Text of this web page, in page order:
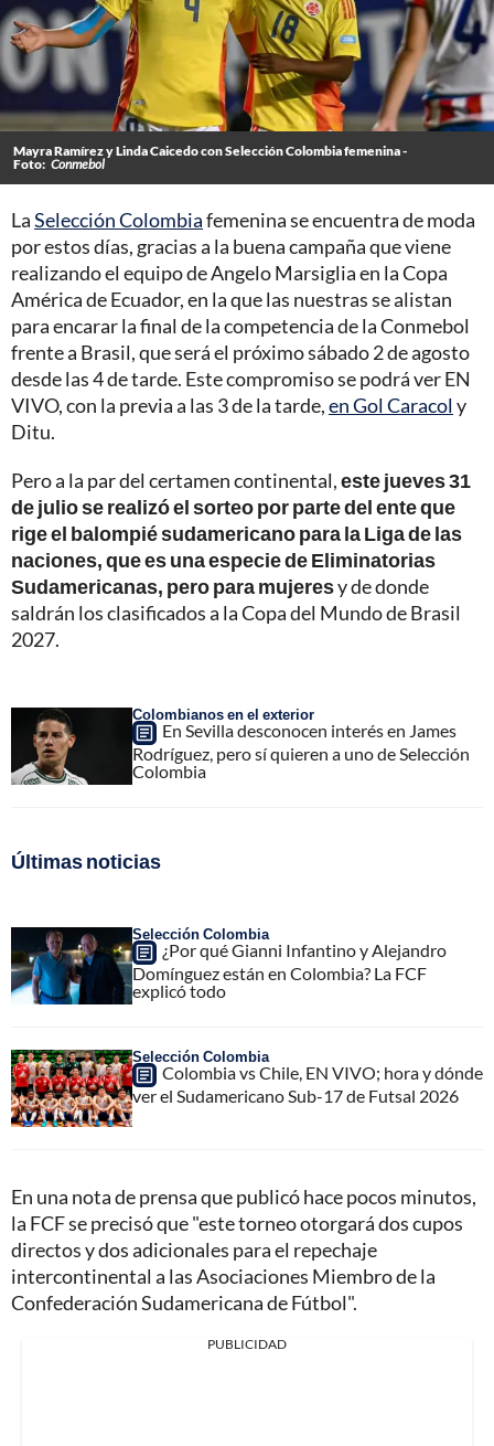
Mayra Ramírez y Linda Caicedo con Selección Colombia femenina -
Foto: Conmebol
LaSelección Colombiafemenina se encuentra de moda
por estos días, gracias a la buena campaña que viene
realizando el equipo de Angelo Marsiglia en la Copa
América de Ecuador, en la que las nuestras se alistan
para encarar la final de la competencia de la Conmebol
frente a Brasil, que será el próximo sábado 2 de agosto
desde las 4 de tarde. Este compromiso se podrá ver EN
VIVO, con la previa a las 3 de la tarde,en Gol Caracoly
Ditu.
Pero a la par del certamen continental,este jueves 31
de julio se realizó el sorteo por parte del ente que
rige el balompié sudamericano para la Liga de las
naciones, que es una especie de Eliminatorias
Sudamericanas, pero para mujeresy de donde
saldrán los clasificados a la Copa del Mundo de Brasil
2027.
Colombianos en el exterior
En Sevilla desconocen interés en James
Rodríguez, pero sí quieren a uno de Selección
Colombia
Últimas noticias
Selección Colombia
¿Por qué Gianni Infantino y Alejandro
Domínguez están en Colombia? La FCF
explicó todo
Selección Colombia
Colombia vs Chile, EN VIVO; hora y dónde
ver el Sudamericano Sub-17 de Futsal 2026
En una nota de prensa que publicó hace pocos minutos,
la FCF se precisó que "este torneo otorgará dos cupos
directos y dos adicionales para el repechaje
intercontinental a las Asociaciones Miembro de la
Confederación Sudamericana de Fútbol".
PUBLICIDAD